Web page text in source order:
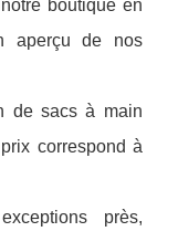
boutique en
aperçu de nos
de sacs à main
correspond à
près,